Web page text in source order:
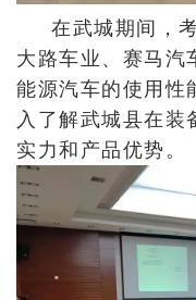
在武城期间，
大路车业、赛马汽
能源汽车的使用性
入了解武城县在装
实力和产品优势。